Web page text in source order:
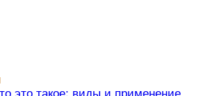
это такое: виды и применение